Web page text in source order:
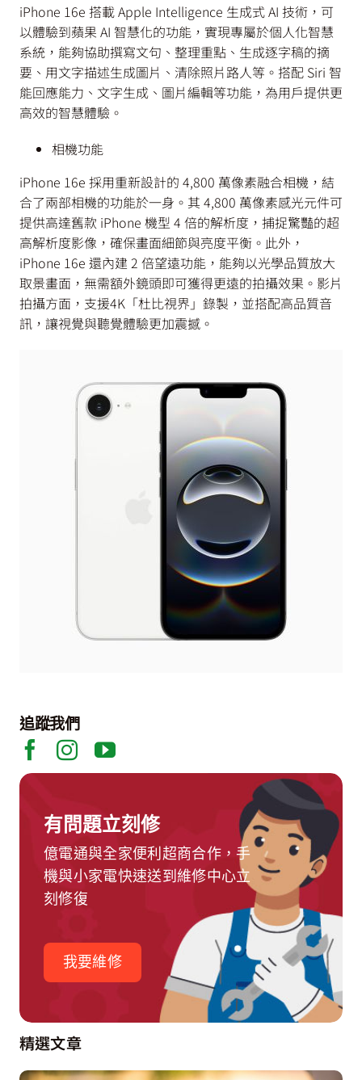
iPhone 16e 搭載 Apple Intelligence 生成式 AI 技術，可
以體驗到蘋果 AI 智慧化的功能，實現專屬於個人化智慧
系統，能夠協助撰寫文句、整理重點、生成逐字稿的摘
要、用文字描述生成圖片、清除照片路人等。搭配 Siri 智
能回應能力、文字生成、圖片編輯等功能，為用戶提供更
高效的智慧體驗。
相機功能
iPhone 16e 採用重新設計的 4,800 萬像素融合相機，結
合了兩部相機的功能於一身。其 4,800 萬像素感光元件可
提供高達舊款 iPhone 機型 4 倍的解析度，捕捉驚豔的超
高解析度影像，確保畫面細節與亮度平衡。此外，
iPhone 16e 還內建 2 倍望遠功能，能夠以光學品質放大
取景畫面，無需額外鏡頭即可獲得更遠的拍攝效果。影片
拍攝方面，支援4K「杜比視界」錄製，並搭配高品質音
訊，讓視覺與聽覺體驗更加震撼。
追蹤我們
有問題立刻修
億電通與全家便利超商合作，手
機與小家電快速送到維修中心立
刻修復
我要維修
精選文章